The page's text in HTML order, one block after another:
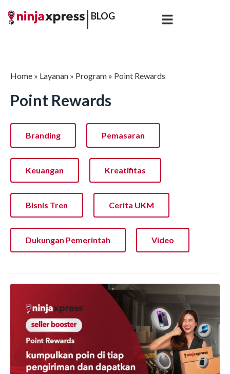
BLOG
Home » Layanan » Program » Point Rewards
Point Rewards
Branding Pemasaran
Keuangan Kreatifitas
Bisnis Tren Cerita UKM
Dukungan Pemerintah Video